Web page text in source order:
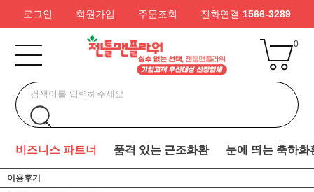
로그인 회원가입 주문조회 전화연결:1566-3289
0
비즈니스 파트너 품격 있는 근조화환 눈에 띄는 축하화
이용후기